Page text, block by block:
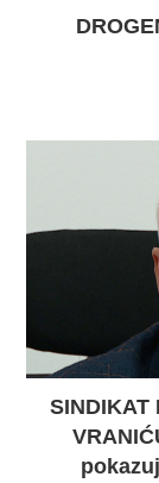
SINDIKAT